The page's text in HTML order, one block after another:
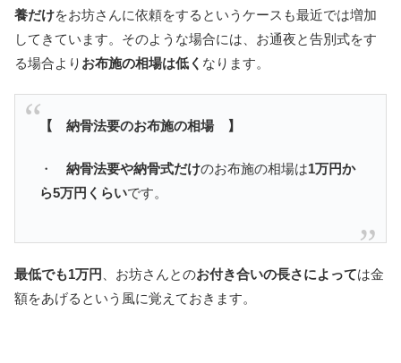
養だけをお坊さんに依頼をするというケースも最近では増加
してきています。そのような場合には、お通夜と告別式をす
る場合より お布施の相場は低く なります。
【 納骨法要のお布施の相場 】
・ 納骨法要や納骨式だけのお布施の相場は1万円か
ら5万円くらいです。
最低でも1万円 、お坊さんとのお付き合いの長さによっては金
額をあげるという風に覚えておきます。